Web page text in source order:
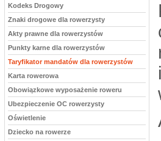
Kodeks Drogowy
Znaki drogowe dla rowerzysty
Akty prawne dla rowerzystów
Punkty karne dla rowerzystów
Taryfikator mandatów dla rowerzystów
Karta rowerowa
Obowiązkowe wyposażenie roweru
Ubezpieczenie OC rowerzysty
Oświetlenie
Dziecko na rowerze